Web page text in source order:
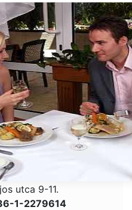
utca 9-11.
1-2279614